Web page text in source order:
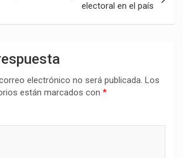
electoral en el país
electrónico no será publicada. Los
están marcados con *